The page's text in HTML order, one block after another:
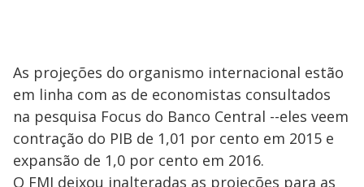
As projeções do organismo internacional estão
em linha com as de economistas consultados
na pesquisa Focus do Banco Central --eles veem
contração do PIB de 1,01 por cento em 2015 e
expansão de 1,0 por cento em 2016.
O FMI deixou inalteradas as projeções para as